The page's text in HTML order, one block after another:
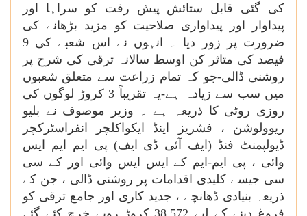
کی گئی قابل ستائش پیش رفت کو سراہا اور
پیداوار اور پیداواری صلاحیت کو مزید بڑھانے کی
ضرورت پر زور دیا ۔ انہوں نے اس شعبے کی 9
فیصد کی متاثر کن اوسط سالانہ ترقی کی شرح پر
روشنی ڈالی-جو کہ تمام زراعت سے متعلق شعبوں
میں سب سے زیادہ ہے-یہ تقریباً 3 کروڑ لوگوں کی
روزی روٹی کا ذریعہ ہے ۔ وزیر موصوف نے بلیو
ریوولوشن ، فشریز اینڈ ایکواکلچر انفراسٹرکچر
ڈیولپمنٹ فنڈ (ایف آئی ڈی ایف) پی ایم ایم ایس
وائی ، پی ایم-ایم کے ایس ایس وائی اور کے سی
سی جیسے کلیدی اقدامات پر روشنی ڈالی ، جن کے
ذریعہ بنیادی ڈھانچے ، جدید کاری اور جامع ترقی کو
فروغ دینے کے لیے 38,572 کروڑ روپے خرچ کئے گئے